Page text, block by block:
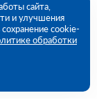
сайта,
и улучшения
cookie-
обработки